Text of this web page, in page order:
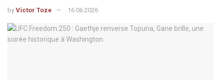
by Victor Toze 16.06.2026